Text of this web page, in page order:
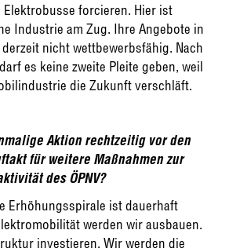
forcieren. Hier ist
Industrie am Zug. Ihre Angebote in
nicht wettbewerbsfähig. Nach
es keine zweite Pleite geben, weil
die Zukunft verschläft.
Aktion rechtzeitig vor den
für weitere Maßnahmen zur
des ÖPNV?
Erhöhungsspirale ist dauerhaft
werden wir ausbauen.
investieren. Wir werden die